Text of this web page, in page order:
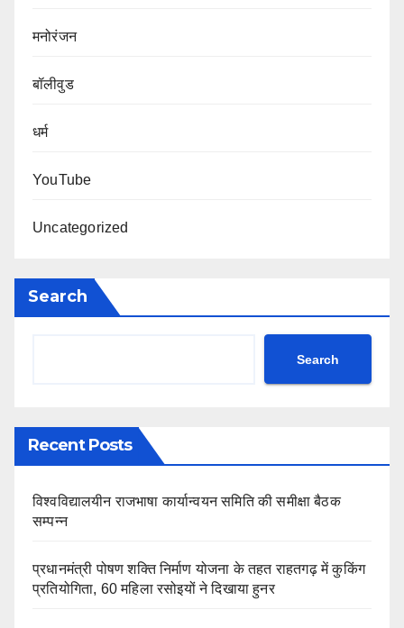
मनोरंजन
बॉलीवुड
धर्म
YouTube
Uncategorized
Search
Search
Recent Posts
विश्वविद्यालयीन राजभाषा कार्यान्वयन समिति की समीक्षा बैठक
सम्पन्न
प्रधानमंत्री पोषण शक्ति निर्माण योजना के तहत राहतगढ़ में कुकिंग
प्रतियोगिता, 60 महिला रसोइयों ने दिखाया हुनर